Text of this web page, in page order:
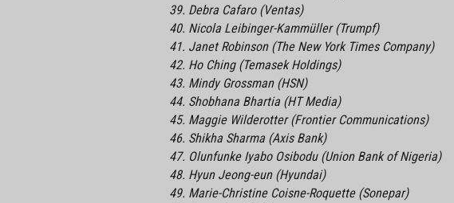
39. Debra Cafaro (Ventas)
40. Nicola Leibinger-Kammüller (Trumpf)
41. Janet Robinson (The New York Times Company)
42. Ho Ching (Temasek Holdings)
43. Mindy Grossman (HSN)
44. Shobhana Bhartia (HT Media)
45. Maggie Wilderotter (Frontier Communications)
46. Shikha Sharma (Axis Bank)
47. Olunfunke Iyabo Osibodu (Union Bank of Nigeria)
48. Hyun Jeong-eun (Hyundai)
49. Marie-Christine Coisne-Roquette (Sonepar)